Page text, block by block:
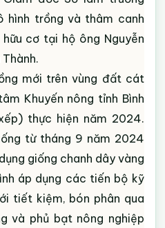
hình trồng và thâm canh
cơ tại hộ ông Nguyễn
mới trên vùng đất cát
Khuyến nông tỉnh Bình
thực hiện năm 2024.
từ tháng 9 năm 2024
giống chanh dây vàng
áp dụng các tiến bộ kỹ
tiết kiệm, bón phân qua
và phủ bạt nông nghiệp